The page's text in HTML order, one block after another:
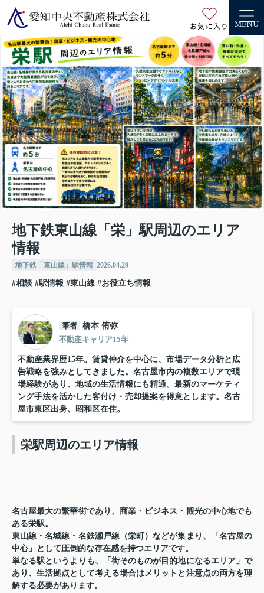
お気に入り MENU
地下鉄東山線「栄」駅周辺のエリア
情報
地下鉄「東山線」駅情報 2026.04.29
#相談 #駅情報 #東山線 #お役立ち情報
筆者 橋本 侑弥
不動産キャリア15年
不動産業界歴15年。賃貸仲介を中心に、市場データ分析と広
告戦略を強みとしてきました。名古屋市内の複数エリアで現
場経験があり、地域の生活情報にも精通。最新のマーケティ
ング手法を活かした客付け・売却提案を得意とします。名古
屋市東区出身、昭和区在住。
栄駅周辺のエリア情報
名古屋最大の繁華街であり、商業・ビジネス・観光の中心地でも
ある栄駅。
東山線・名城線・名鉄瀬戸線（栄町）などが集まり、「名古屋の
中心」として圧倒的な存在感を持つエリアです。
単なる駅というよりも、「街そのものが目的地になるエリア」で
あり、生活拠点として考える場合はメリットと注意点の両方を理
解する必要があります。